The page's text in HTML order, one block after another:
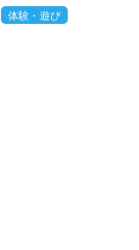
体験・遊び